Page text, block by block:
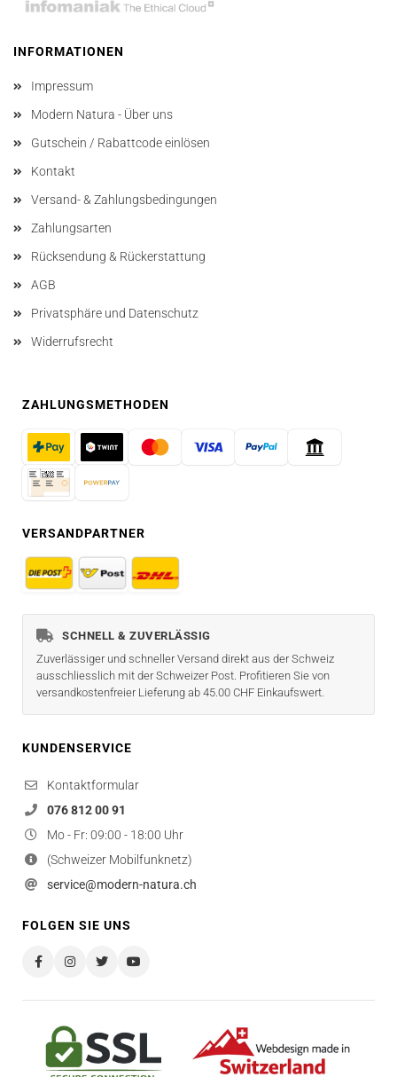
INFORMATIONEN
Impressum
Modern Natura - Über uns
Gutschein / Rabattcode einlösen
Kontakt
Versand- & Zahlungsbedingungen
Zahlungsarten
Rücksendung & Rückerstattung
AGB
Privatsphäre und Datenschutz
Widerrufsrecht
ZAHLUNGSMETHODEN
VERSANDPARTNER
SCHNELL & ZUVERLÄSSIG
Zuverlässiger und schneller Versand direkt aus der Schweiz
ausschliesslich mit der Schweizer Post. Profitieren Sie von
versandkostenfreier Lieferung ab 45.00 CHF Einkaufswert.
KUNDENSERVICE
Kontaktformular
076 812 00 91
Mo - Fr: 09:00 - 18:00 Uhr
(Schweizer Mobilfunknetz)
service@modern-natura.ch
FOLGEN SIE UNS